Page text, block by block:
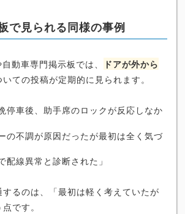
で見られる同様の事例
動車専門掲示板では、
ドアが外から
いての投稿が定期的に見られます。
停車後、助手席のロックが反応しなか
の不調が原因だったが最初は全く気づ
配線異常と診断された」
るのは、「最初は軽く考えていたが
です。